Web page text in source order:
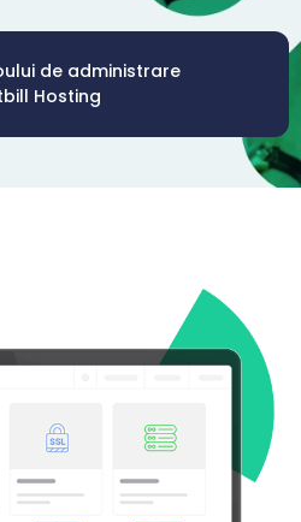
de administrare
Hosting